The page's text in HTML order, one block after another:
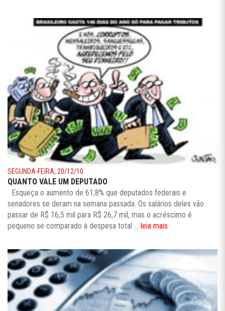
SEGUNDA-FEIRA, 20/12/10
QUANTO VALE UM DEPUTADO
Esqueça o aumento de 61,8% que deputados federais e
senadores se deram na semana passada. Os salários deles vão
passar de R$ 16,5 mil para R$ 26,7 mil, mas o acréscimo é
pequeno se comparado à despesa total ... leia mais